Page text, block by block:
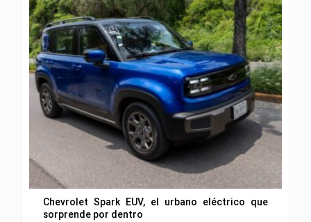
Chevrolet Spark EUV, el urbano eléctrico que
sorprende por dentro